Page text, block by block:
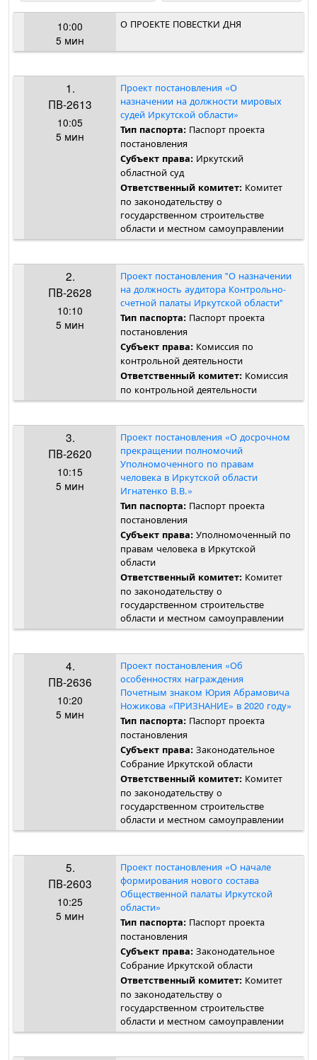
10:00
5 мин
О ПРОЕКТЕ ПОВЕСТКИ ДНЯ
1.
ПВ-2613
10:05
5 мин
Проект постановления «О
назначении на должности мировых
судей Иркутской области»
Тип паспорта: Паспорт проекта
постановления
Субъект права: Иркутский
областной суд
Ответственный комитет: Комитет
по законодательству о
государственном строительстве
области и местном самоуправлении
2.
ПВ-2628
10:10
5 мин
Проект постановления "О назначении
на должность аудитора Контрольно-
счетной палаты Иркутской области"
Тип паспорта: Паспорт проекта
постановления
Субъект права: Комиссия по
контрольной деятельности
Ответственный комитет: Комиссия
по контрольной деятельности
3.
ПВ-2620
10:15
5 мин
Проект постановления «О досрочном
прекращении полномочий
Уполномоченного по правам
человека в Иркутской области
Игнатенко В.В.»
Тип паспорта: Паспорт проекта
постановления
Субъект права: Уполномоченный по
правам человека в Иркутской
области
Ответственный комитет: Комитет
по законодательству о
государственном строительстве
области и местном самоуправлении
4.
ПВ-2636
10:20
5 мин
Проект постановления «Об
особенностях награждения
Почетным знаком Юрия Абрамовича
Ножикова «ПРИЗНАНИЕ» в 2020 году»
Тип паспорта: Паспорт проекта
постановления
Субъект права: Законодательное
Собрание Иркутской области
Ответственный комитет: Комитет
по законодательству о
государственном строительстве
области и местном самоуправлении
5.
ПВ-2603
10:25
5 мин
Проект постановления «О начале
формирования нового состава
Общественной палаты Иркутской
области»
Тип паспорта: Паспорт проекта
постановления
Субъект права: Законодательное
Собрание Иркутской области
Ответственный комитет: Комитет
по законодательству о
государственном строительстве
области и местном самоуправлении